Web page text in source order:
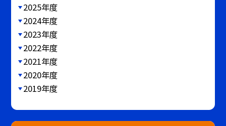
2025年度
2024年度
2023年度
2022年度
2021年度
2020年度
2019年度